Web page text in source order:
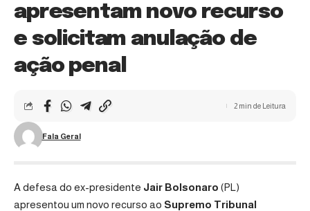
apresentam novo recurso
e solicitam anulação de
ação penal
Fala Geral
2 min de Leitura
A defesa do ex-presidente Jair Bolsonaro (PL)
apresentou um novo recurso ao Supremo Tribunal